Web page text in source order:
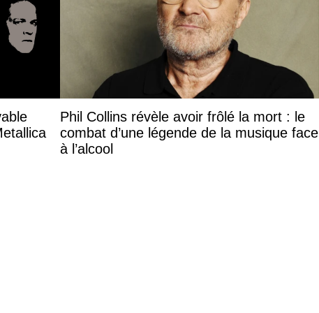
Phil Collins révèle avoir frôlé la mort : le
combat d’une légende de la musique face
à l’alcool